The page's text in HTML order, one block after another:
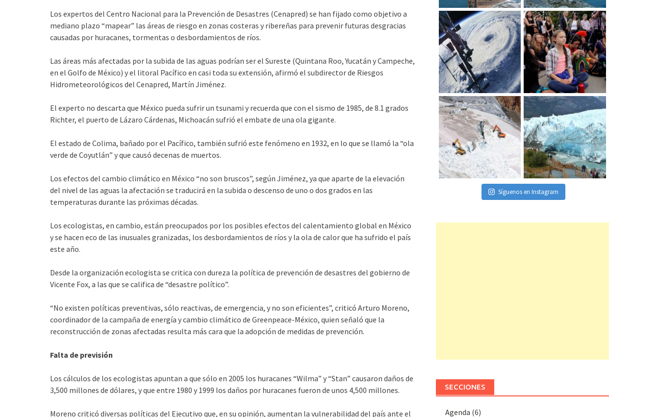
Los expertos del Centro Nacional para la Prevención de Desastres (Cenapred) se han fijado como objetivo a
mediano plazo “mapear” las áreas de riesgo en zonas costeras y ribereñas para prevenir futuras desgracias
causadas por huracanes, tormentas o desbordamientos de ríos.
Las áreas más afectadas por la subida de las aguas podrían ser el Sureste (Quintana Roo, Yucatán y Campeche,
en el Golfo de México) y el litoral Pacífico en casi toda su extensión, afirmó el subdirector de Riesgos
Hidrometeorológicos del Cenapred, Martín Jiménez.
El experto no descarta que México pueda sufrir un tsunami y recuerda que con el sismo de 1985, de 8.1 grados
Richter, el puerto de Lázaro Cárdenas, Michoacán sufrió el embate de una ola gigante.
El estado de Colima, bañado por el Pacífico, también sufrió este fenómeno en 1932, en lo que se llamó la “ola
verde de Coyutlán” y que causó decenas de muertos.
Los efectos del cambio climático en México “no son bruscos”, según Jiménez, ya que aparte de la elevación
del nivel de las aguas la afectación se traducirá en la subida o descenso de uno o dos grados en las
temperaturas durante las próximas décadas.
Los ecologistas, en cambio, están preocupados por los posibles efectos del calentamiento global en México
y se hacen eco de las inusuales granizadas, los desbordamientos de ríos y la ola de calor que ha sufrido el país
este año.
Desde la organización ecologista se critica con dureza la política de prevención de desastres del gobierno de
Vicente Fox, a las que se califica de “desastre político”.
“No existen políticas preventivas, sólo reactivas, de emergencia, y no son eficientes”, criticó Arturo Moreno,
coordinador de la campaña de energía y cambio climático de Greenpeace-México, quien señaló que la
reconstrucción de zonas afectadas resulta más cara que la adopción de medidas de prevención.
Falta de previsión
Los cálculos de los ecologistas apuntan a que sólo en 2005 los huracanes “Wilma” y “Stan” causaron daños de
3,500 millones de dólares, y que entre 1980 y 1999 los daños por huracanes fueron de unos 4,500 millones.
Moreno criticó diversas políticas del Ejecutivo que, en su opinión, aumentan la vulnerabilidad del país ante el
Síguenos en Instagram
SECCIONES
Agenda (6)